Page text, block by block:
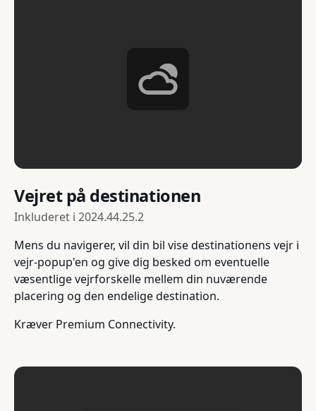
Vejret på destinationen
Inkluderet i 2024.44.25.2
Mens du navigerer, vil din bil vise destinationens vejr i
vejr-popup'en og give dig besked om eventuelle
væsentlige vejrforskelle mellem din nuværende
placering og den endelige destination.
Kræver Premium Connectivity.